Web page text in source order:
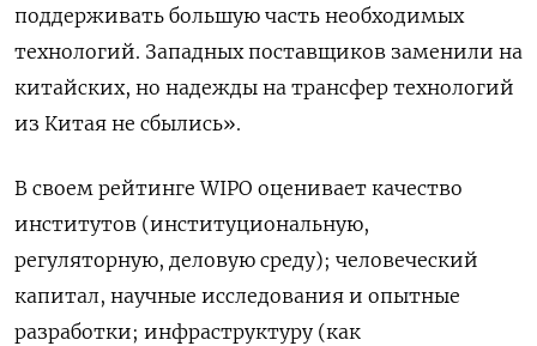
поддерживать большую часть необходимых
технологий. Западных поставщиков заменили на
китайских, но надежды на трансфер технологий
из Китая не сбылись».
В своем рейтинге WIPO оценивает качество
институтов (институциональную,
регуляторную, деловую среду); человеческий
капитал, научные исследования и опытные
разработки; инфраструктуру (как